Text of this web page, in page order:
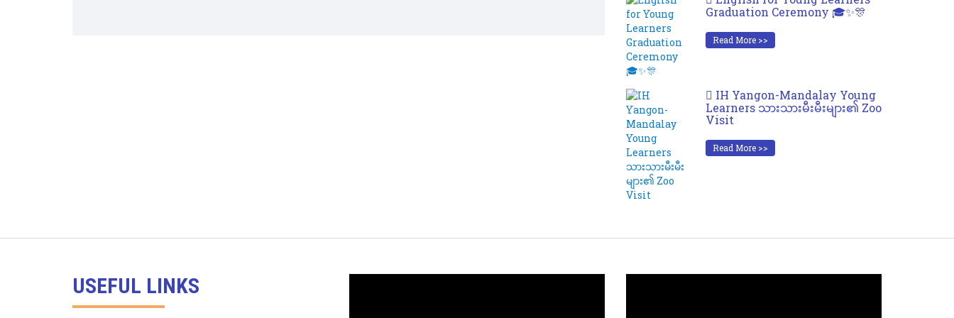
Graduation Ceremony 🎓✨🎊
Read More >>
IH Yangon-Mandalay Young
Learners သားသားမီးမီးများ၏ Zoo
Visit
Read More >>
USEFUL LINKS